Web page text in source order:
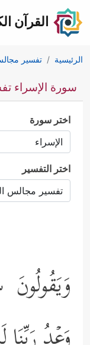
القرآن
الرئيسية تفسير
سورة الإسراء
اختر سورة
اختر التفسير